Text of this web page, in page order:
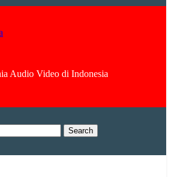
Audio Video di Indonesia